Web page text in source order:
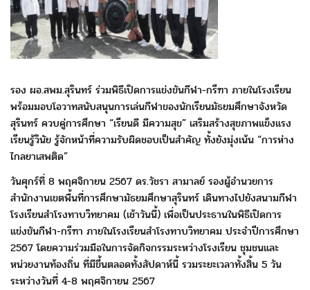
รอง ผอ.สพม.สุรินทร์ ร่วมพิธีเปิดการแข่งขันกีฬา-กรีฑาภายในโรงเรียน
พร้อมมอบโอวาทสนับสนุนการเล่นกีฬาของนักเรียนมัธยมศึกษาจังหวัด
สุรินทร์ ควบคู่การศึกษา“เรียนดี มีความสุข” เสริมสร้างสุขภาพแข็งแรง
เรียนรู้วินัยรู้จักหน้าที่ความรับผิดชอบเป็นสำคัญ ทั้งยังมุ่งเน้น“การห่าง
ไกลยาเสพติด”
วันศุกร์ที่ 8 พฤศจิกายน 2567 ดร.วัชรา สามาลย์รองผู้อำนวยการ
สำนักงานเขตพื้นที่การศึกษามัธยมศึกษาสุรินทร์เดินทางไปยังสนามกีฬา
โรงเรียนสำโรงทาบวิทยาคม (เช้าวันนี้)เพื่อเป็นประธานในพิธีเปิดการ
แข่งขันกีฬา-กรีฑาภายในโรงเรียนสำโรงทาบวิทยาคม ประจำปีการศึกษา
2567โดยความร่วมมือในการจัดกิจกรรมระหว่างโรงเรียน ชุมชนและ
หน่วยงานท้องถิ่น ที่มีขึ้นตลอดทั้งสัปดาห์นี้ รวมระยะเวลาทั้งสิ้น 5 วัน
ระหว่างวันที่ 4-8 พฤศจิกายน 2567